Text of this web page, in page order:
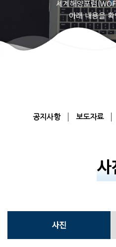
세계해양포럼
아래 내용을
공지사항 보도자료
사
사진